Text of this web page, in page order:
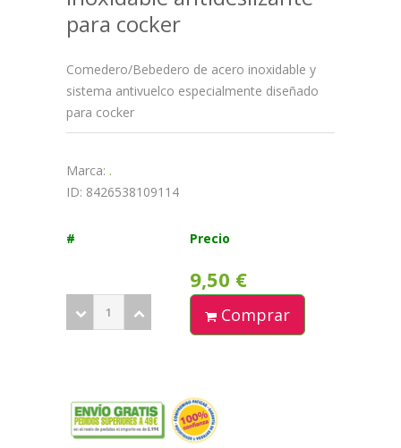
para cocker
Comedero/Bebedero de acero inoxidable y
sistema antivuelco especialmente diseñado
para cocker
Marca: .
ID: 8426538109114
# Precio
9,50 €
Comprar